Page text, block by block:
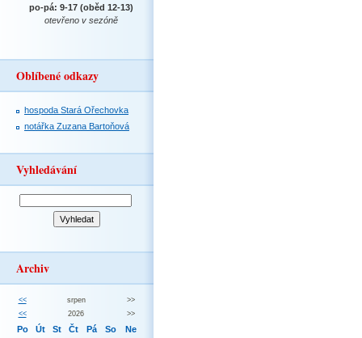
po-pá: 9-17 (oběd 12-13)
otevřeno v sezóně
Oblíbené odkazy
hospoda Stará Ořechovka
notářka Zuzana Bartoňová
Vyhledávání
Archiv
<< srpen
>>
<<
2026 >>
Po Út St Čt Pá So Ne